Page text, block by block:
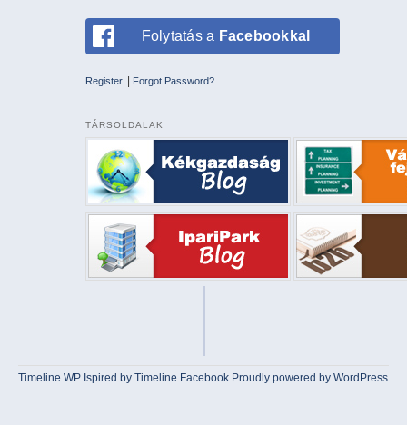
Folytatás a Facebookkal
Register Forgot Password?
TÁRSOLDALAK
Timeline WP Ispired byTimeline Facebook Proudly powered by WordPress